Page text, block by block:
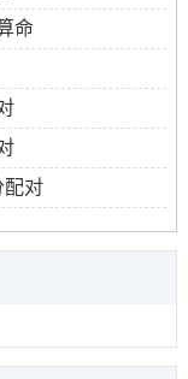
）- 青龙黄道吉
。
黄道吉日，宜嫁
一）、9月22日
人双方生肖相冲
命
配对